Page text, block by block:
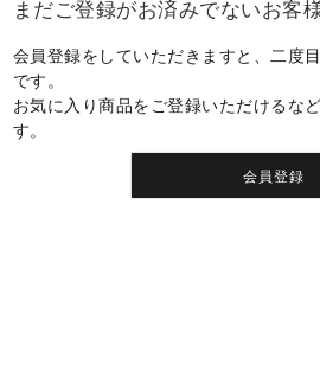
まだご登録がお済みでないお客
会員登録をしていただきますと、二度
です。
お気に入り商品をご登録いただけるな
す。
会員登録